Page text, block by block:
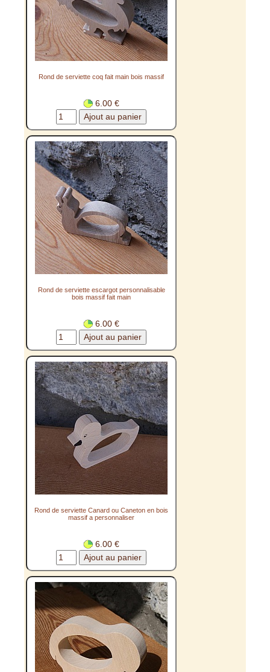
Rond de serviette coq fait main bois massif
6.00 €
Rond de serviette escargot personnalisable
bois massif fait main
6.00 €
Rond de serviette Canard ou Caneton en bois
massif a personnaliser
6.00 €